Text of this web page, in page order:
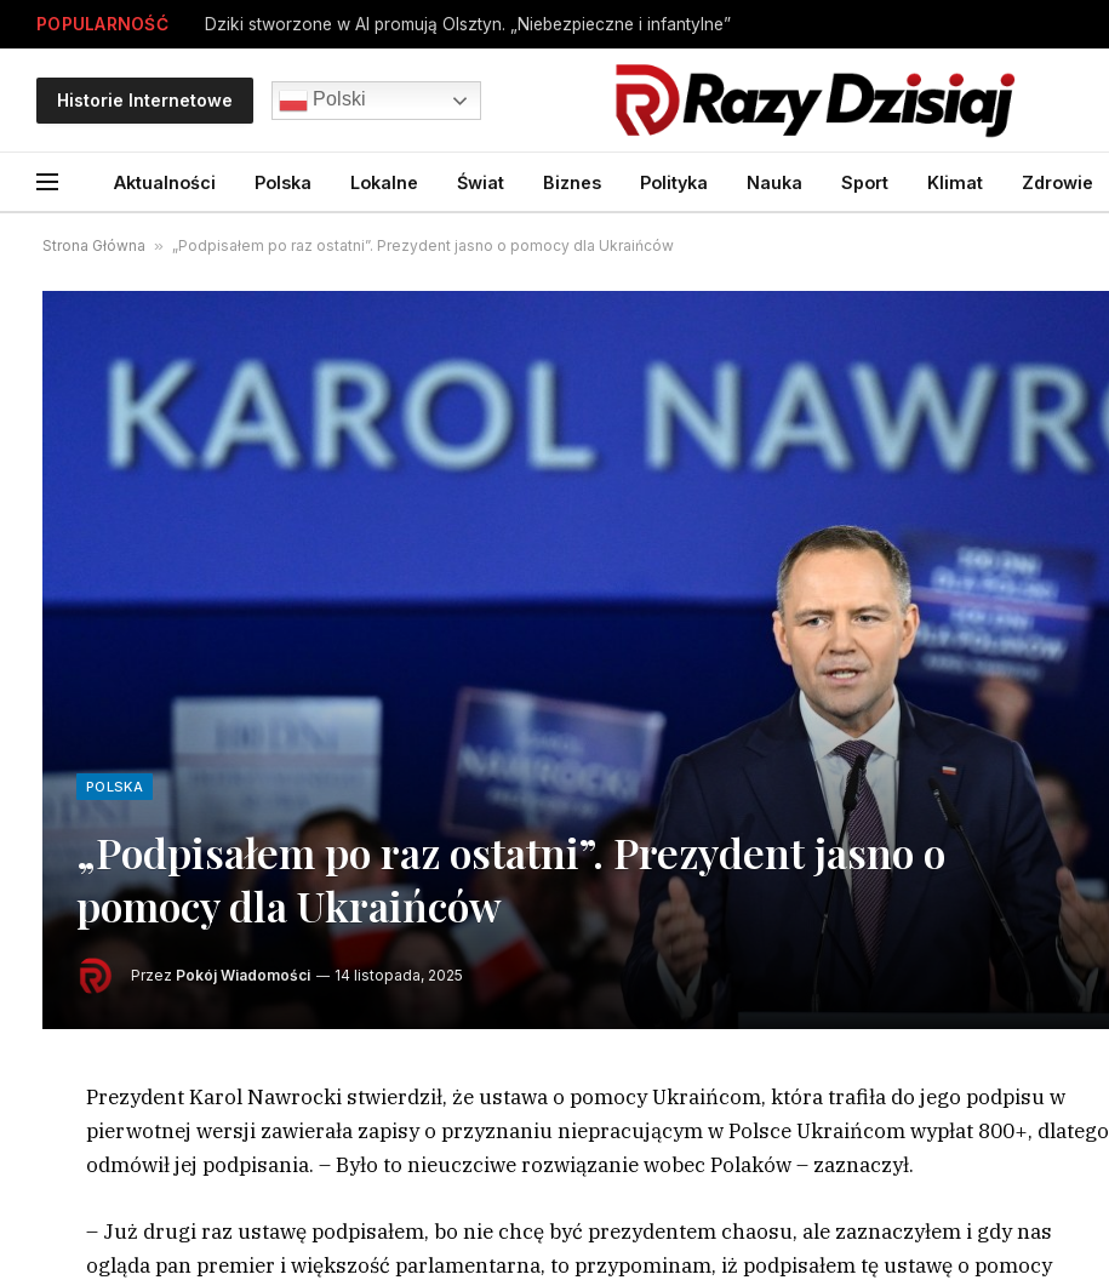
POPULARNOŚĆ Dziki stworzone w AI promują Olsztyn. „Niebezpieczne i infantylne”
Historie Internetowe Polski
Aktualności Polska Lokalne Świat Biznes Polityka Nauka Sport Klimat Zdrowie
Strona Główna » „Podpisałem po raz ostatni”. Prezydent jasno o pomocy dla Ukraińców
POLSKA
„Podpisałem po raz ostatni”. Prezydent jasno o
pomocy dla Ukraińców
Przez Pokój Wiadomości 14 listopada, 2025
Prezydent Karol Nawrocki stwierdził, że ustawa o pomocy Ukraińcom, która trafiła do jego podpisu w
pierwotnej wersji zawierała zapisy o przyznaniu niepracującym w Polsce Ukraińcom wypłat 800+, dlatego
odmówił jej podpisania. – Było to nieuczciwe rozwiązanie wobec Polaków – zaznaczył.
– Już drugi raz ustawę podpisałem, bo nie chcę być prezydentem chaosu, ale zaznaczyłem i gdy nas
ogląda pan premier i większość parlamentarna, to przypominam, iż podpisałem tę ustawę o pomocy